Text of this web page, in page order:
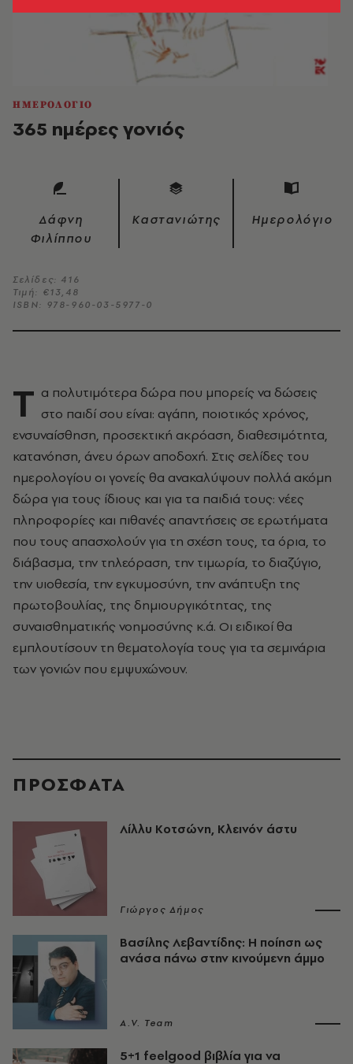
ΗΜΕΡΟΛΟΓΙΟ
365 ημέρες γονιός
Δάφνη
Φιλίππου
Καστανιώτης Ημερολόγιο
Σελίδες: 416
Τιμή: €13,48
ISBN: 978-960-03-5977-0
Τ α πολυτιμότερα δώρα που μπορείς να δώσεις
στο παιδί σου είναι: αγάπη, ποιοτικός χρόνος,
ενσυναίσθηση, προσεκτική ακρόαση, διαθεσιμότητα,
κατανόηση, άνευ όρων αποδοχή. Στις σελίδες του
ημερολογίου οι γονείς θα ανακαλύψουν πολλά ακόμη
δώρα για τους ίδιους και για τα παιδιά τους: νέες
πληροφορίες και πιθανές απαντήσεις σε ερωτήματα
που τους απασχολούν για τη σχέση τους, τα όρια, το
διάβασμα, την τηλεόραση, την τιμωρία, το διαζύγιο,
την υιοθεσία, την εγκυμοσύνη, την ανάπτυξη της
πρωτοβουλίας, της δημιουργικότητας, της
συναισθηματικής νοημοσύνης κ.ά. Οι ειδικοί θα
εμπλουτίσουν τη θεματολογία τους για τα σεμινάρια
των γονιών που εμψυχώνουν.
ΠΡΟΣΦΑΤΑ
Λίλλυ Κοτσώνη, Κλεινόν άστυ
Γιώργος Δήμος
Βασίλης Λεβαντίδης: Η ποίηση ως
ανάσα πάνω στην κινούμενη άμμο
A.V. Team
5+1 feelgood βιβλία για να